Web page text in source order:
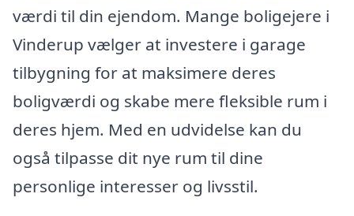
værdi til din ejendom. Mange boligejere i
Vinderup vælger at investere i garage
tilbygning for at maksimere deres
boligværdi og skabe mere fleksible rum i
deres hjem. Med en udvidelse kan du
også tilpasse dit nye rum til dine
personlige interesser og livsstil.